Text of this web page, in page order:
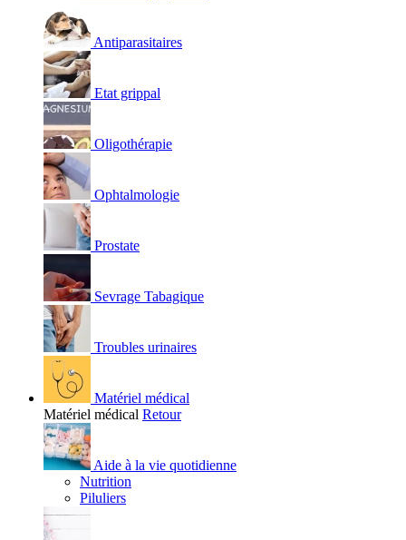
Antiparasitaires
Etat grippal
Oligothérapie
Ophtalmologie
Prostate
Sevrage Tabagique
Troubles urinaires
Matériel médical
Matériel médical Retour
Aide à la vie quotidienne
Nutrition
Piluliers